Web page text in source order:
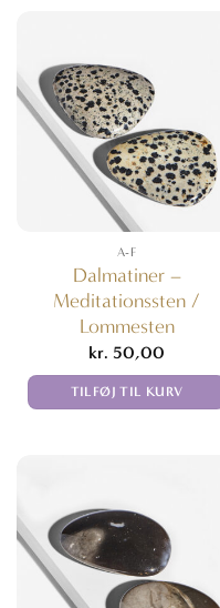
A-F
Dalmatiner –
Meditationssten /
Lommesten
kr. 50,00
TILFØJ TIL KURV